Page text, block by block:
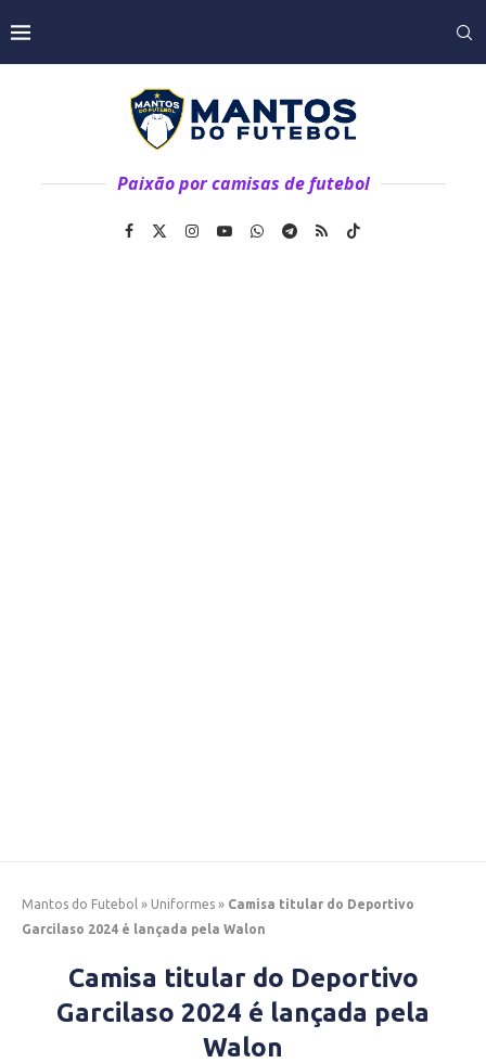
Paixão por camisas de futebol
Mantos do Futebol » Uniformes » Camisa titular do Deportivo
Garcilaso 2024 é lançada pela Walon
Camisa titular do Deportivo
Garcilaso 2024 é lançada pela
Walon